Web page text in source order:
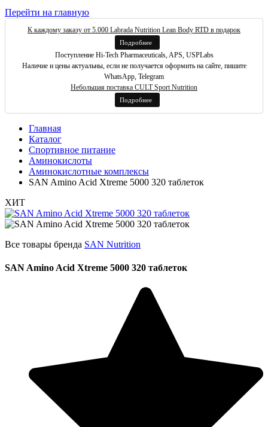
Перейти на главную
К каждому заказу от 5.000 Labrada Nutrition Lean Body RTD в подарок
Подробнее
Поступление Hi-Tech Pharmaceuticals, APS, USPLabs
Наличие и цены актуальны, если не получается оформить на сайте, пишите
WhatsApp, Telegram
Небольшая поставка CULT Sport Nutrition
Подробнее
Главная
Каталог
Спортивное питание
Аминокислоты
Аминокислотные комплексы
SAN Amino Acid Xtreme 5000 320 таблеток
ХИТ
Все товары бренда SAN Nutrition
SAN Amino Acid Xtreme 5000 320 таблеток